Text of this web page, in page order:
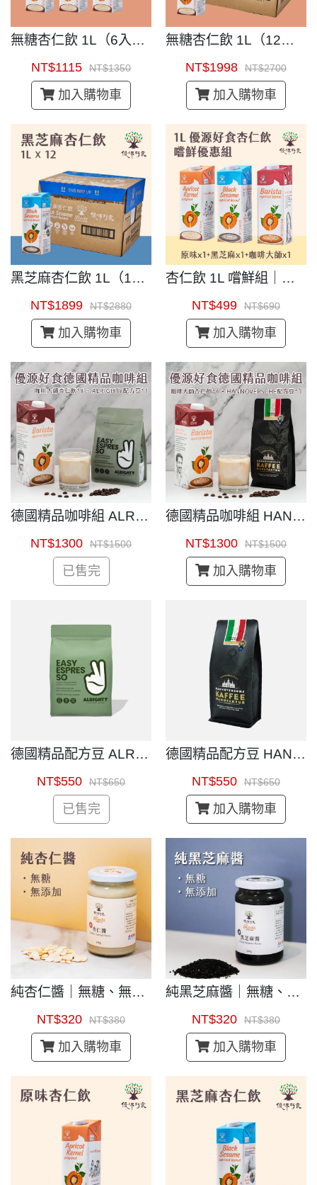
無糖杏仁飲 1L（6入）｜即開即飲杏仁茶
NT$1115 NT$1350
加入購物車
無糖杏仁飲 1L（12入）｜即開即飲杏仁茶
NT$1998 NT$2700
加入購物車
黑芝麻杏仁飲 1L（12入）｜即開即飲杏仁茶
NT$1899 NT$2880
加入購物車
杏仁飲 1L 嚐鮮組｜即開即飲杏仁茶
NT$499 NT$690
加入購物車
德國精品咖啡組 ALRIGHTY COFFEE
NT$1300 NT$1500
已售完
德國精品咖啡組 HANNOVERSCHE COFFEE
NT$1300 NT$1500
加入購物車
德國精品配方豆 ALRIGHTY COFFEE 250g
NT$550 NT$650
已售完
德國精品配方豆 HANNOVERSCHE COFFEE 250g
NT$550 NT$650
加入購物車
純杏仁醬｜無糖、無添加
NT$320 NT$380
加入購物車
純黑芝麻醬｜無糖、無添加
NT$320 NT$380
加入購物車